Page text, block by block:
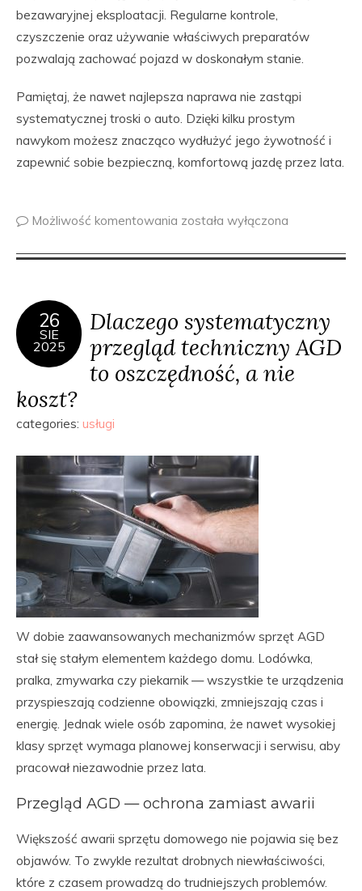
bezawaryjnej eksploatacji. Regularne kontrole,
czyszczenie oraz używanie właściwych preparatów
pozwalają zachować pojazd w doskonałym stanie.
Pamiętaj, że nawet najlepsza naprawa nie zastąpi
systematycznej troski o auto. Dzięki kilku prostym
nawykom możesz znacząco wydłużyć jego żywotność i
zapewnić sobie bezpieczną, komfortową jazdę przez lata.
Możliwość komentowania została wyłączona
26
SIE
2025
Dlaczego systematyczny
przegląd techniczny AGD
to oszczędność, a nie
koszt?
categories: usługi
W dobie zaawansowanych mechanizmów sprzęt AGD
stał się stałym elementem każdego domu. Lodówka,
pralka, zmywarka czy piekarnik — wszystkie te urządzenia
przyspieszają codzienne obowiązki, zmniejszają czas i
energię. Jednak wiele osób zapomina, że nawet wysokiej
klasy sprzęt wymaga planowej konserwacji i serwisu, aby
pracował niezawodnie przez lata.
Przegląd AGD — ochrona zamiast awarii
Większość awarii sprzętu domowego nie pojawia się bez
objawów. To zwykle rezultat drobnych niewłaściwości,
które z czasem prowadzą do trudniejszych problemów.